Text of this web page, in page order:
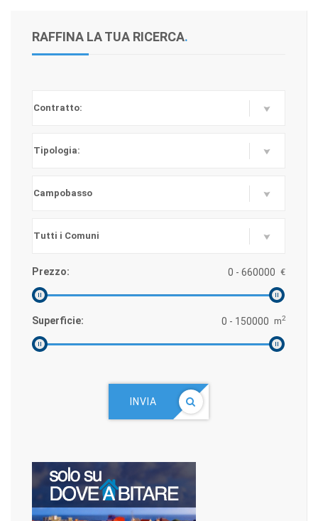
RAFFINA LA TUA RICERCA.
Prezzo: €
Superficie: m2
INVIA